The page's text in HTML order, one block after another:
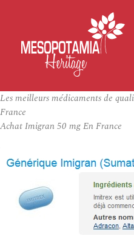
Les meilleurs médicaments de
France
Achat Imigran 50 mg En France